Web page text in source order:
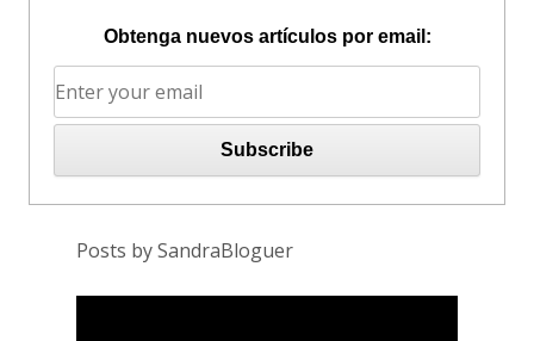
Obtenga nuevos artículos por email:
Posts by SandraBloguer